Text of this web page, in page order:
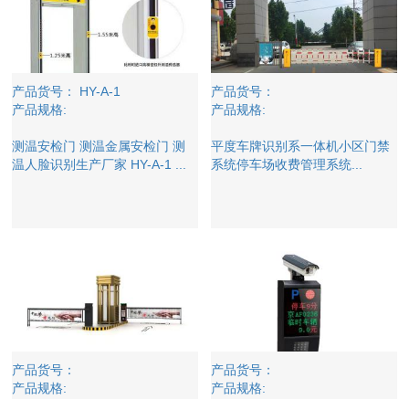
产品货号： HY-A-1
产品规格:
测温安检门 测温金属安检门 测
温人脸识别生产厂家 HY-A-1 ...
产品货号：
产品规格:
平度车牌识别系一体机小区门禁
系统停车场收费管理系统...
产品货号：
产品规格:
产品货号：
产品规格: